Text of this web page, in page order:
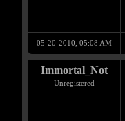
05-20-2010, 05:08 AM
Immortal_Not
Unregistered